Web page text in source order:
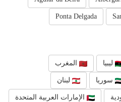
Ponta Delgada
ليبيا المغرب
سوريا لبنان
الإمارات العربية المتحدة